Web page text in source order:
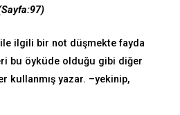
ilgili bir not düşmekte fayda
bu öyküde olduğu gibi diğer
kullanmış yazar. –yekinip,